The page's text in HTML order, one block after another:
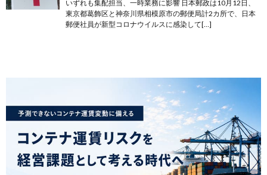
いずれも集配担当、一時業務に影響 日本郵政は10月12日、
東京都葛飾区と神奈川県相模原市の郵便局計2カ所で、日本
郵便社員が新型コロナウイルスに感染して[…]